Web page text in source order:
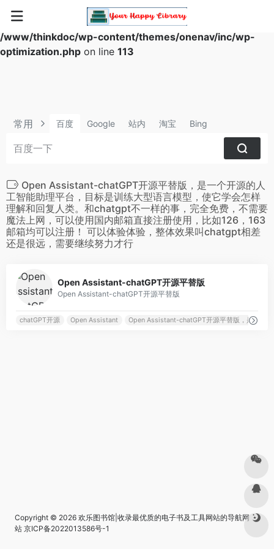
Warning
: Array to string conversion in
/www/thinkdoc/wp-content/themes/onenav/inc/wp-
optimization.php on line 113
常用 百度 Google 站内 淘宝 Bing
Open Assistant-chatGPT开源平替版，是一个开源的人
工智能助理平台，目标是训练大型语言模型，使它学会怎样
理解和回复人类。和chatgpt不一样的事，完全免费，不需要
魔法上网，可以使用国内邮箱直接注册使用，比如126，163
邮箱均可以注册！ 可以体验体验，整体效果叫chatgpt相差
还是很远，需要继续努力才行
Open Assistant-chatGPT开源平替版
Open Assistant-chatGPT开源平替版
chatGPT开源 Open Assistant Open Assistant-chatGPT开源平替版，是一个
Copyright © 2026 欢乐图书馆|收录最优质的电子书及工具网站的导航网
站 京ICP备2022013586号-1